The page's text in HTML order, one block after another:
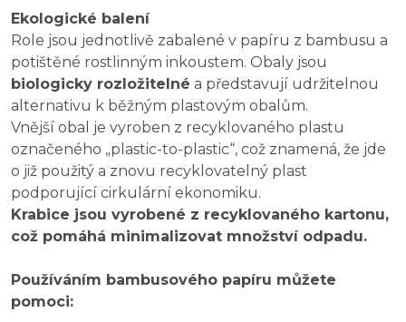
Ekologické balení
Role jsou jednotlivě zabalené v papíru z bambusu a
potištěné rostlinným inkoustem. Obaly jsou
biologicky rozložitelné a představují udržitelnou
alternativu k běžným plastovým obalům.
Vnější obal je vyroben z recyklovaného plastu
označeného „plastic-to-plastic“, což znamená, že jde
o již použitý a znovu recyklovatelný plast
podporující cirkulární ekonomiku.
Krabice jsou vyrobené z recyklovaného kartonu,
což pomáhá minimalizovat množství odpadu.
Používáním bambusového papíru můžete
pomoci: